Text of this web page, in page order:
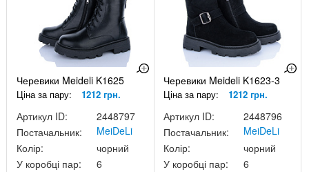
Черевики Meideli K1625
Ціна за пару: 1212 грн.
Артикул ID:
2448797
Постачальник:
MeiDeLi
Колір:
чорний
У коробці пар:
6
Черевики Meideli K1623-3
Ціна за пару: 1212 грн.
Артикул ID:
2448796
Постачальник:
MeiDeLi
Колір:
чорний
У коробці пар:
6